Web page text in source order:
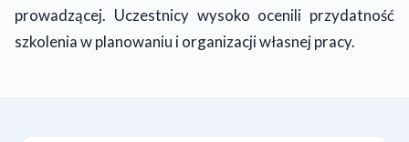
prowadzącej. Uczestnicy wysoko ocenili przydatność
szkolenia w planowaniu i organizacji własnej pracy.